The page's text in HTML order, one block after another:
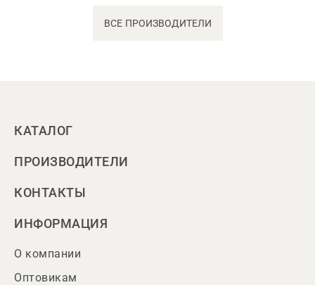
ВСЕ ПРОИЗВОДИТЕЛИ
КАТАЛОГ
ПРОИЗВОДИТЕЛИ
КОНТАКТЫ
ИНФОРМАЦИЯ
О компании
Оптовикам